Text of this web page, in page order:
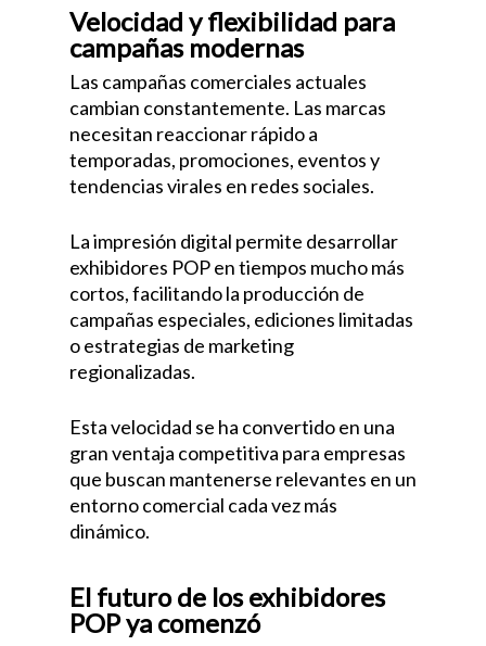
Velocidad y flexibilidad para
campañas modernas
Las campañas comerciales actuales
cambian constantemente. Las marcas
necesitan reaccionar rápido a
temporadas, promociones, eventos y
tendencias virales en redes sociales.
La impresión digital permite desarrollar
exhibidores POP en tiempos mucho más
cortos, facilitando la producción de
campañas especiales, ediciones limitadas
o estrategias de marketing
regionalizadas.
Esta velocidad se ha convertido en una
gran ventaja competitiva para empresas
que buscan mantenerse relevantes en un
entorno comercial cada vez más
dinámico.
El futuro de los exhibidores
POP ya comenzó